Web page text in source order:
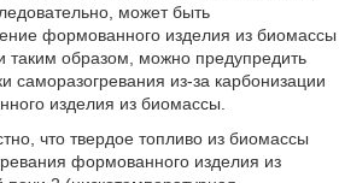
может быть
формованного изделия из биомассы
таким образом, можно предупредить
саморазогревания из-за карбонизации
изделия из биомассы.
что твердое топливо из биомассы
формованного изделия из